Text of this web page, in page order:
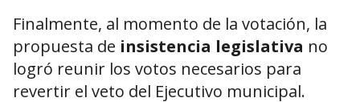
Finalmente, al momento de la votación, la
propuesta de insistencia legislativa no
logró reunir los votos necesarios para
revertir el veto del Ejecutivo municipal.